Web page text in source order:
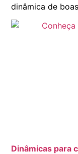
dinâmica de
Dinâmicas para